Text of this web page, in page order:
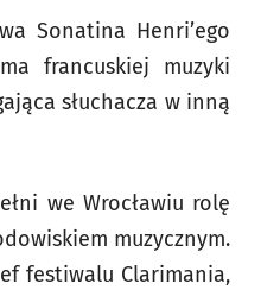
Sonatina Henri’ego
francuskiej muzyki
słuchacza w inną
we Wrocławiu rolę
muzycznym.
festiwalu Clarimania,